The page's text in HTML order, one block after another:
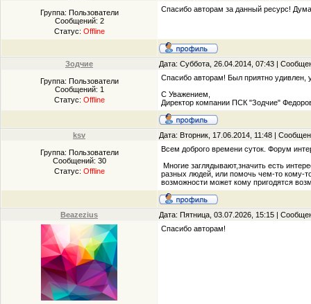
Группа: Пользователи
Сообщений: 2
Статус: Offline
Спасибо авторам за данный ресурс!
Зодчие Дата: Суббота, 26.04.2014, 07:43 |
Группа: Пользователи
Сообщений: 1
Статус: Offline
Спасибо авторам! Был приятно удивлен,
С Уважением,
Директор компании ПСК "Зодчие"
ksv Дата: Вторник, 17.06.2014, 11:48 |
Группа: Пользователи
Сообщений: 30
Статус: Offline
Всем доброго времени суток. Форум
Многие заглядывают,значить есть
разных людей, или помочь чем-то кому-
возможности может кому пригодятся
Beazezius Дата: Пятница, 03.07.2026, 15:15 |
Спасибо авторам!